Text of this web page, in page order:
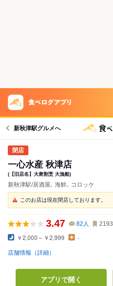
新秋津駅グルメへ
一心水産 秋津店
(【旧店名】大衆割烹 大漁船)
新秋津駅/居酒屋､ 海鮮､ コロッケ
このお店は現在閉店しております。
3.47 82 人 2193
￥2,000～￥2,999 -
店舗情報（詳細）
アプリで開く